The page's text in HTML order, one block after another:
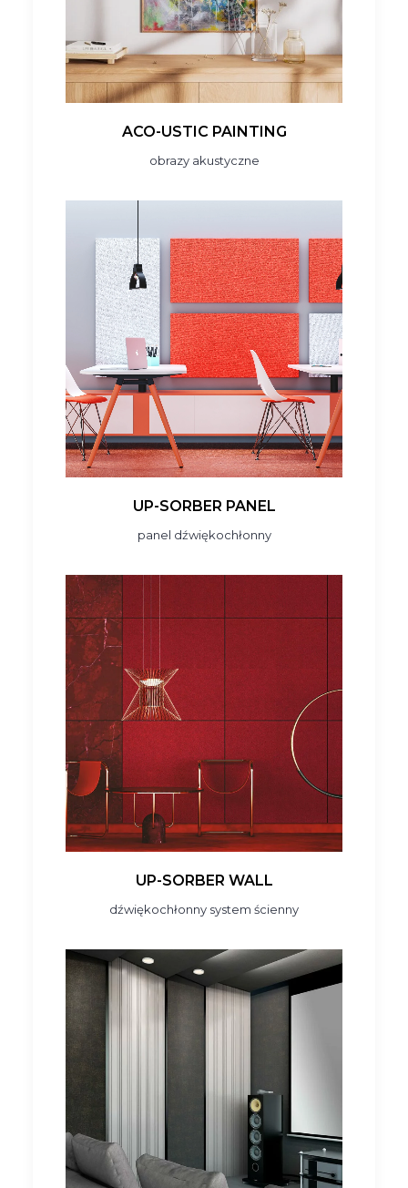
ACO-USTIC PAINTING
obrazy akustyczne
UP-SORBER PANEL
panel dźwiękochłonny
UP-SORBER WALL
dźwiękochłonny system ścienny